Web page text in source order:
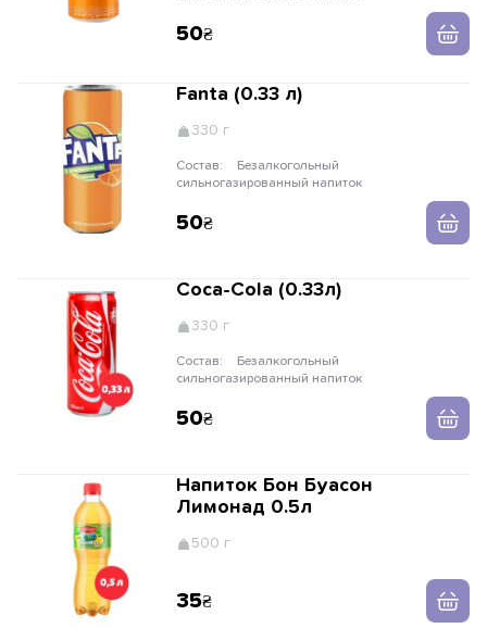
50
Fanta (0.33 л)
330 г
Состав:
сильногазированный напиток
50
Coca-Cola (0.33л)
330 г
Состав:
сильногазированный напиток
50
Напиток Бон Буасон
Лимонад 0.5л
500 г
35